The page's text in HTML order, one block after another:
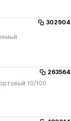
302904
263564
10/​100